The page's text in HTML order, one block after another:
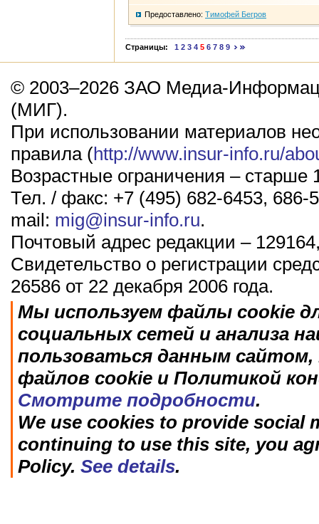
Предоставлено: Тимофей Бегров
Страницы: 1 2 3 4 5 6 7 8 9
© 2003–2026 ЗАО Медиа-
(МИГ).
При использовании материалов
правила (http://www.insur-info.ru/
Возрастные ограничения – старше
Тел. / факс: +7 (495) 682-6453, 686-
mail: mig@insur-info.ru.
Почтовый адрес редакции –
Свидетельство о регистрации
26586 от 22 декабря 2006 года.
Мы используем файлы cookie
социальных сетей и анализа
пользоваться данным
файлов cookie и Политикой
Смотрите подробности.
We use cookies to provide social
continuing to use this site, you
Policy. See details.